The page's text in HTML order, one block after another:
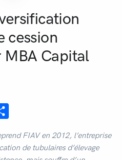
cession
MBA Capital
FIAV en 2012, l’entreprise
de tubulaires d’élevage